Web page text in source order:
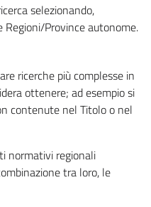
selezionando,
Province autonome.
ricerche più complesse in
ottenere; ad esempio si
contenute nel Titolo o nel
normativi regionali
tra loro, le